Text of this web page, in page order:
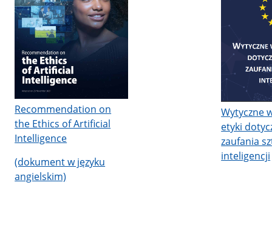
Recommendation on
the Ethics of Artificial
Intelligence
(dokument w języku
angielskim)
Wytyczne
etyki
zaufania
inteligencji